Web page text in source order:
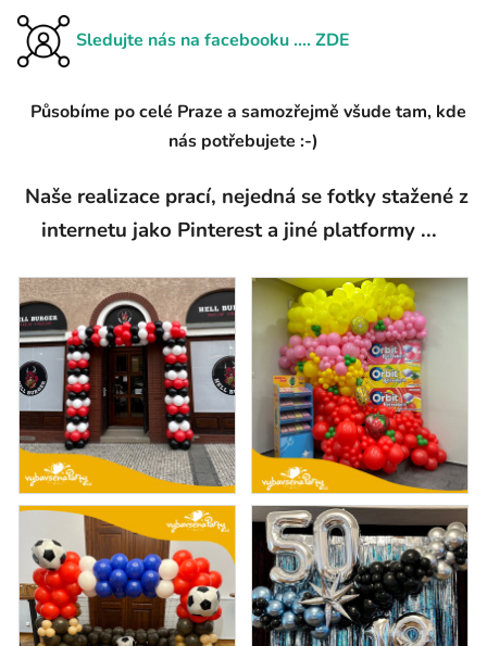
Sledujte nás na facebooku .... ZDE
Působíme po celé Praze a samozřejmě všude tam, kde
nás potřebujete :-)
Naše realizace prací, nejedná se fotky stažené z
internetu jako Pinterest a jiné platformy ...